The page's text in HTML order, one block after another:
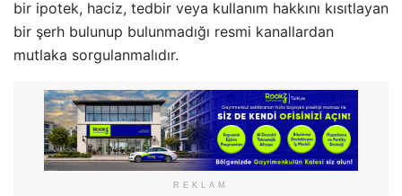
bir ipotek, haciz, tedbir veya kullanım hakkını kısıtlayan
bir şerh bulunup bulunmadığı resmi kanallardan
mutlaka sorgulanmalıdır.
REKLAM